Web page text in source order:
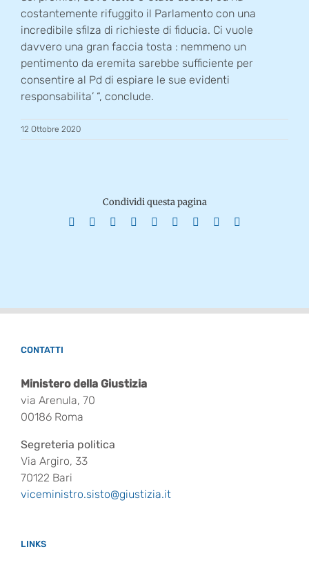
costantemente rifuggito il Parlamento con una
incredibile sfilza di richieste di fiducia. Ci vuole
davvero una gran faccia tosta : nemmeno un
pentimento da eremita sarebbe sufficiente per
consentire al Pd di espiare le sue evidenti
responsabilita’ “, conclude.
12 Ottobre 2020
Condividi questa pagina
Facebook Reddit LinkedInWhatsApp
TumblrPinterest
CONTATTI
Ministero della Giustizia
via Arenula, 70
00186 Roma
Segreteria politica
Via Argiro, 33
70122 Bari
viceministro.sisto@giustizia.it
LINKS